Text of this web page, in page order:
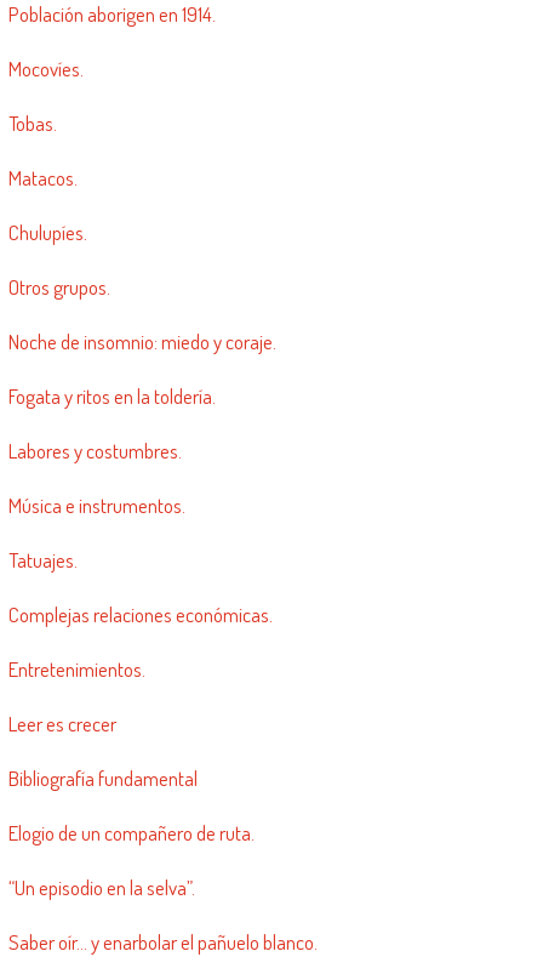
Población aborigen en 1914.
Mocovíes.
Tobas.
Matacos.
Chulupíes.
Otros grupos.
Noche de insomnio: miedo y coraje.
Fogata y ritos en la toldería.
Labores y costumbres.
Música e instrumentos.
Tatuajes.
Complejas relaciones económicas.
Entretenimientos.
Leer es crecer
Bibliografía fundamental
Elogio de un compañero de ruta.
“Un episodio en la selva”.
Saber oír… y enarbolar el pañuelo blanco.